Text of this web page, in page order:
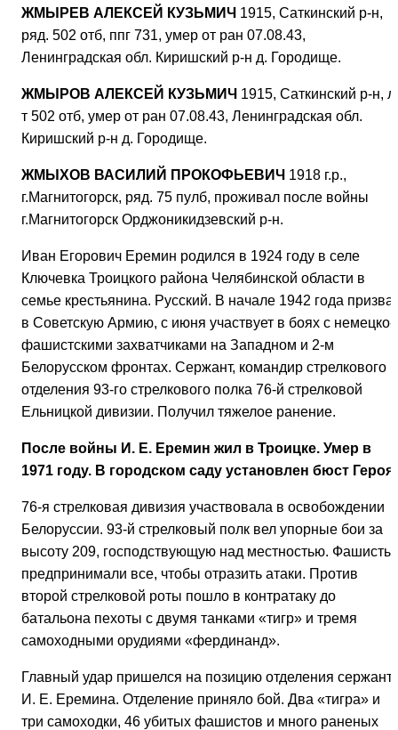
ЖМЫРЕВ АЛЕКСЕЙ КУЗЬМИЧ 1915, Саткинский р-н,
ряд. 502 отб, ппг 731, умер от ран 07.08.43,
Ленинградская обл. Киришский р-н д. Городище.
ЖМЫРОВ АЛЕКСЕЙ КУЗЬМИЧ 1915, Саткинский р-н,
т 502 отб, умер от ран 07.08.43, Ленинградская обл.
Киришский р-н д. Городище.
ЖМЫХОВ ВАСИЛИЙ ПРОКОФЬЕВИЧ 1918 г.р.,
г.Магнитогорск, ряд. 75 пулб, проживал после войны
г.Магнитогорск Орджоникидзевский р-н.
Иван Егорович Еремин родился в 1924 году в селе
Ключевка Троицкого района Челябинской области в
семье крестьянина. Русский. В начале 1942 года
в Советскую Армию, с июня участвует в боях с немецко-
фашистскими захватчиками на Западном и 2-м
Белорусском фронтах. Сержант, командир стрелкового
отделения 93-го стрелкового полка 76-й стрелковой
Ельницкой дивизии. Получил тяжелое ранение.
После войны И. Е. Еремин жил в Троицке. Умер в
1971 году. В городском саду установлен бюст Героя.
76-я стрелковая дивизия участвовала в освобождении
Белоруссии. 93-й стрелковый полк вел упорные бои за
высоту 209, господствующую над местностью. Фашисты
предпринимали все, чтобы отразить атаки. Против
второй стрелковой роты пошло в контратаку до
батальона пехоты с двумя танками «тигр» и тремя
самоходными орудиями «фердинанд».
Главный удар пришелся на позицию отделения
И. Е. Еремина. Отделение приняло бой. Два «тигра» и
три самоходки, 46 убитых фашистов и много раненых